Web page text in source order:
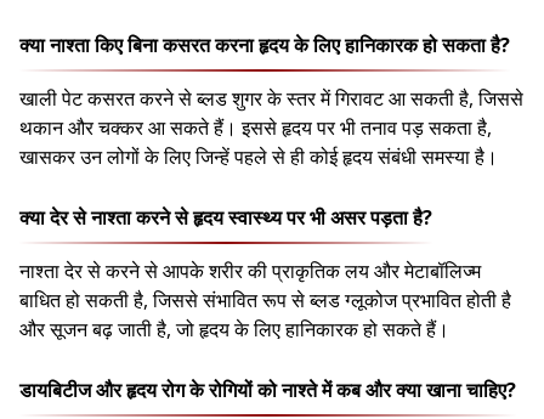
क्या नाश्ता किए बिना कसरत करना हृदय के लिए हानिकारक हो सकता है?
खाली पेट कसरत करने से ब्लड शुगर के स्तर में गिरावट आ सकती है, जिससे
थकान और चक्कर आ सकते हैं। इससे हृदय पर भी तनाव पड़ सकता है,
खासकर उन लोगों के लिए जिन्हें पहले से ही कोई हृदय संबंधी समस्या है।
क्या देर से नाश्ता करने से हृदय स्वास्थ्य पर भी असर पड़ता है?
नाश्ता देर से करने से आपके शरीर की प्राकृतिक लय और मेटाबॉलिज्म
बाधित हो सकती है, जिससे संभावित रूप से ब्लड ग्लूकोज प्रभावित होती है
और सूजन बढ़ जाती है, जो हृदय के लिए हानिकारक हो सकते हैं।
डायबिटीज और हृदय रोग के रोगियों को नाश्ते में कब और क्या खाना चाहिए?